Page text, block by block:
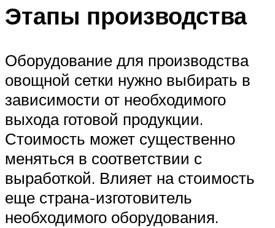
Этапы производства
Оборудование для производства
овощной сетки нужно выбирать в
зависимости от необходимого
выхода готовой продукции.
Стоимость может существенно
меняться в соответствии с
выработкой. Влияет на стоимость
еще страна-изготовитель
необходимого оборудования.